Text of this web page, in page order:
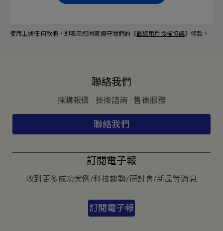
使用上述任何軟體，即表示您同意遵守我們的《最終用戶授權協議》條款。
聯絡我們
採購報價 · 技術諮詢 · 售後服務
聯絡我們
訂閱電子報
收到更多成功案例/科技趨勢/研討會/新品等消息
訂閱電子報